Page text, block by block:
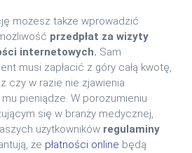
możesz także wprowadzić
przedpłat za wizyty
internetowych. Sam
musi zapłacić z góry całą kwotę,
czy w razie nie zjawienia
pieniądze. W porozumieniu
się w branży medycznej,
użytkowników regulaminy
że płatności online będą